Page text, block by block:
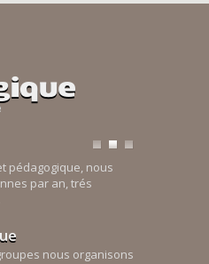
pédagogique, nous
par an, trés
nous organisons